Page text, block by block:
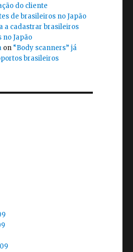
do cliente
de brasileiros no Japão
a cadastrar brasileiros
Japão
on “Body scanners” já
brasileiros